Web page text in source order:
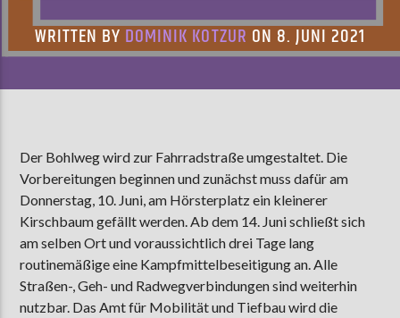
AKTUELLE SENDUNG
MOEBIUS
00:00 09:00
WRITTEN BY DOMINIK KOTZUR ON 8. JUNI 2021
Der Bohlweg wird zur Fahrradstraße umgestaltet. Die
Vorbereitungen beginnen und zunächst muss dafür am
Donnerstag, 10. Juni, am Hörsterplatz ein kleinerer
Kirschbaum gefällt werden. Ab dem 14. Juni schließt sich
am selben Ort und voraussichtlich drei Tage lang
routinemäßige eine Kampfmittelbeseitigung an. Alle
Straßen-, Geh- und Radwegverbindungen sind weiterhin
nutzbar. Das Amt für Mobilität und Tiefbau wird die